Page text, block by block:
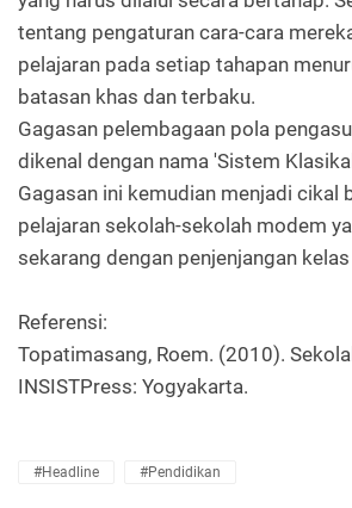
tentang pengaturan cara-cara
pelajaran pada setiap tahapan
batasan khas dan terbaku.
Gagasan pelembagaan pola
dikenal dengan nama 'Sistem
Gagasan ini kemudian menjadi cikal
pelajaran sekolah-sekolah modem
sekarang dengan penjenjangan
Referensi:
Topatimasang, Roem. (2010).
INSISTPress: Yogyakarta.
#Headline #Pendidikan